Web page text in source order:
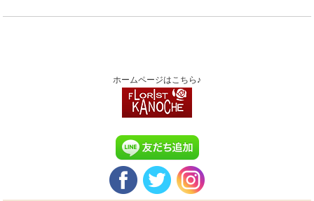
ホームページはこちら♪